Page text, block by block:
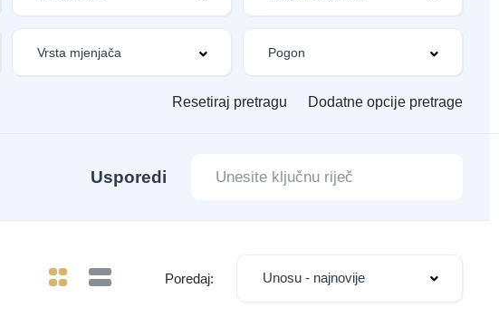
Resetiraj pretragu Dodatne opcije pretrage
Usporedi
Poredaj: Unosu - najnovije